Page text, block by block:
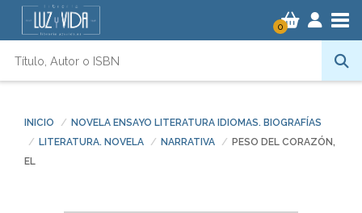
0
INICIO
NOVELA ENSAYO LITERATURA IDIOMAS. BIOGRAFÍAS
LITERATURA. NOVELA
NARRATIVA
PESO DEL CORAZÓN,
EL